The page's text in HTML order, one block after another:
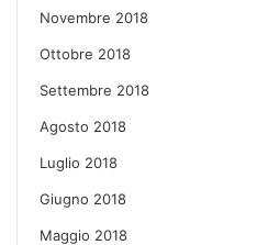
Novembre 2018
Ottobre 2018
Settembre 2018
Agosto 2018
Luglio 2018
Giugno 2018
Maggio 2018